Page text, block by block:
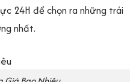
24H để chọn ra những trái
nhất.